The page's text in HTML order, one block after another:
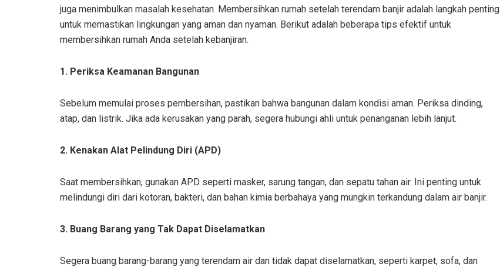
juga menimbulkan masalah kesehatan. Membersihkan rumah setelah terendam banjir adalah langkah penting
untuk memastikan lingkungan yang aman dan nyaman. Berikut adalah beberapa tips efektif untuk
membersihkan rumah Anda setelah kebanjiran.
1. Periksa Keamanan Bangunan
Sebelum memulai proses pembersihan, pastikan bahwa bangunan dalam kondisi aman. Periksa dinding,
atap, dan listrik. Jika ada kerusakan yang parah, segera hubungi ahli untuk penanganan lebih lanjut.
2. Kenakan Alat Pelindung Diri (APD)
Saat membersihkan, gunakan APD seperti masker, sarung tangan, dan sepatu tahan air. Ini penting untuk
melindungi diri dari kotoran, bakteri, dan bahan kimia berbahaya yang mungkin terkandung dalam air banjir.
3. Buang Barang yang Tak Dapat Diselamatkan
Segera buang barang-barang yang terendam air dan tidak dapat diselamatkan, seperti karpet, sofa, dan